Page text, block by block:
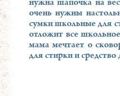
нужна шапочка на
очень нужны
сумки школьные для
отложит все
мама мечтает о
для стирки и